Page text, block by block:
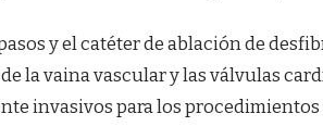
y el catéter de ablación de
la vaina vascular y las válvulas
invasivos para los